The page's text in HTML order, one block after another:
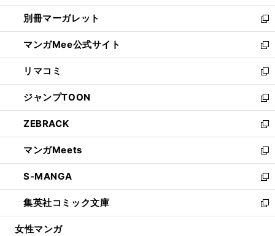
開
く
ウ
で
開
く
ウ
ィ
ン
ド
ウ
で
開
く
し
い
ウ
ィ
ン
ド
ウ
で
開
く
別冊マーガレット
新
し
い
ウ
ィ
ン
ド
ウ
で
開
く
マンガMee公式サイト
新
し
い
ウ
ィ
ン
ド
ウ
で
開
く
リマコミ
新
し
い
ウ
ィ
ン
ド
ウ
で
開
く
ジャンプTOON
新
し
い
ウ
ィ
ン
ド
ウ
で
開
ZEBRACK
新
し
い
ウ
ィ
ン
ド
ウ
マンガMeets
新
し
い
ウ
ィ
ン
S-MANGA
新
し
い
ウ
集英社コミック文庫
新
し
女性マンガ